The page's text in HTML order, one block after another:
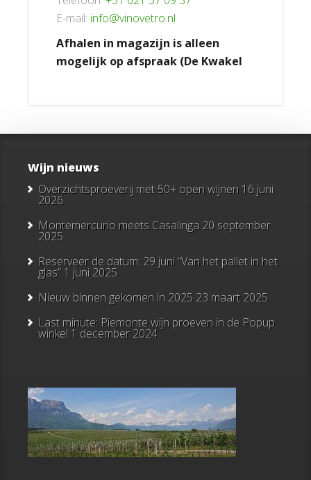
E-mail: info@vinovetro.nl
Afhalen in magazijn is alleen
mogelijk op afspraak (De Kwakel
Wijn nieuws
Overzichtsproeverij met 50+ open wijnen 16 juni
2026
Montemercurio meets Casalinga 20 september
2025
Reserveer de datum: 29 juni “Van het pallet in het
glas” 1 juni 2025
Nieuw binnen gekomen in 2025 23 maart 2025
Last minute: Piemonte wijn proeven in de Popup
winkel 1 december 2024